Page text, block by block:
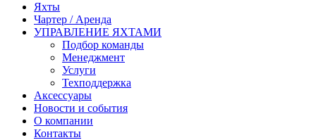
Яхты
Чартер / Аренда
УПРАВЛЕНИЕ ЯХТАМИ
Подбор команды
Менеджмент
Услуги
Техподдержка
Аксессуары
Новости и события
О компании
Контакты